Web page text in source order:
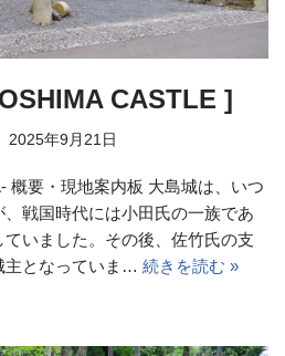
CASTLE ]
2025年9月21日
概要・現地案内板 大島城は、いつ
戦国時代には小田氏の一族であ
いました。その後、佐竹氏の支
主となっていま… 続きを読む »